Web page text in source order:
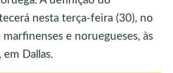
nesta terça-feira (30), no
e noruegueses, às
em Dallas.